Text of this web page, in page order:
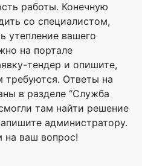
работы. Конечную
со специалистом,
утепление вашего
на портале
тендер и опишите,
требуются. Ответы на
в разделе “Служба
там найти решение
администратору.
на ваш вопрос!